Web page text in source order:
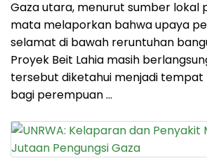
Gaza utara, menurut sumber lokal
mata melaporkan bahwa upaya
selamat di bawah reruntuhan
Proyek Beit Lahia masih
tersebut diketahui menjadi tempat
bagi perempuan …